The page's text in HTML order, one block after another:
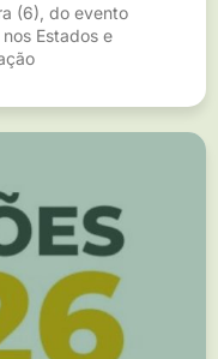
(6), do evento
Estados e